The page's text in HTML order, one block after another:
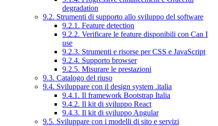
degradation
9.2. Strumenti di supporto allo sviluppo del software
9.2.1. Feature detection
9.2.2. Verificare le feature disponibili con Can I
use
9.2.3. Strumenti e risorse per CSS e JavaScript
9.2.4. Supporto browser
9.2.5. Misurare le prestazioni
9.3. Catalogo del riuso
9.4. Sviluppare con il design system .italia
9.4.1. Il framework Bootstrap Italia
9.4.2. Il kit di sviluppo React
9.4.3. Il kit di sviluppo Angular
9.5. Sviluppare con i modelli di sito e servizi